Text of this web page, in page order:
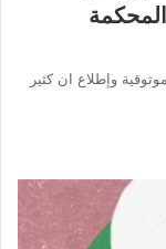
وإطلاع ان كثير